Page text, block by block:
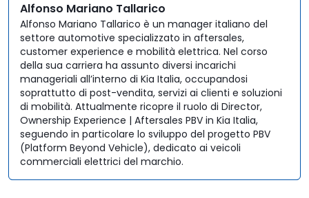
Alfonso Mariano Tallarico
Alfonso Mariano Tallarico è un manager italiano del
settore automotive specializzato in aftersales,
customer experience e mobilità elettrica. Nel corso
della sua carriera ha assunto diversi incarichi
manageriali all’interno di Kia Italia, occupandosi
soprattutto di post-vendita, servizi ai clienti e soluzioni
di mobilità. Attualmente ricopre il ruolo di Director,
Ownership Experience | Aftersales PBV in Kia Italia,
seguendo in particolare lo sviluppo del progetto PBV
(Platform Beyond Vehicle), dedicato ai veicoli
commerciali elettrici del marchio.